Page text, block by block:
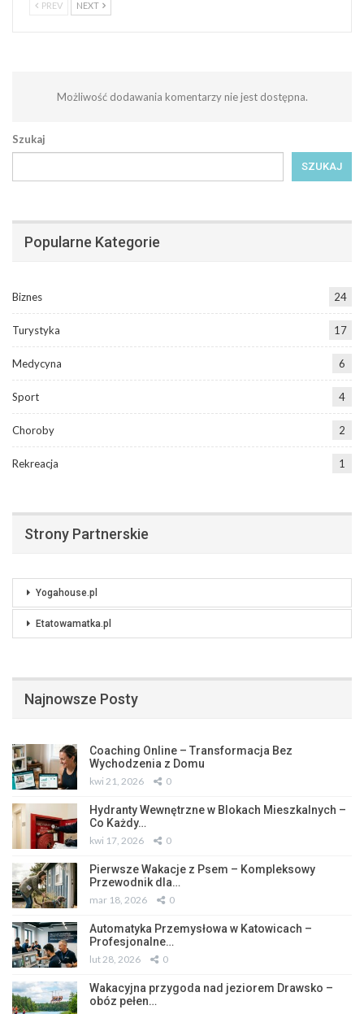
PREV NEXT
Możliwość dodawania komentarzy nie jest dostępna.
Szukaj
SZUKAJ
Popularne Kategorie
Biznes 24
Turystyka 17
Medycyna 6
Sport 4
Choroby 2
Rekreacja 1
Strony Partnerskie
Yogahouse.pl
Etatowamatka.pl
Najnowsze Posty
Coaching Online – Transformacja Bez
Wychodzenia z Domu
kwi 21, 2026 0
Hydranty Wewnętrzne w Blokach Mieszkalnych –
Co Każdy…
kwi 17, 2026 0
Pierwsze Wakacje z Psem – Kompleksowy
Przewodnik dla…
mar 18, 2026 0
Automatyka Przemysłowa w Katowicach –
Profesjonalne…
lut 28, 2026 0
Wakacyjna przygoda nad jeziorem Drawsko –
obóz pełen…